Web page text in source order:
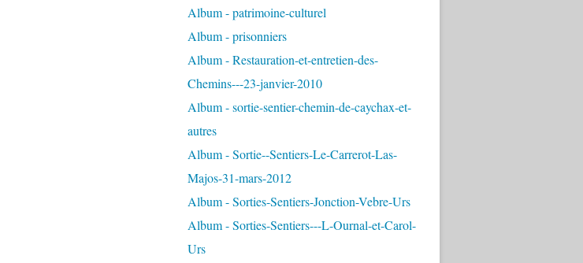
Album - patrimoine-culturel
Album - prisonniers
Album - Restauration-et-entretien-des-
Chemins---23-janvier-2010
Album - sortie-sentier-chemin-de-caychax-et-
autres
Album - Sortie--Sentiers-Le-Carrerot-Las-
Majos-31-mars-2012
Album - Sorties-Sentiers-Jonction-Vebre-Urs
Album - Sorties-Sentiers---L-Ournal-et-Carol-
Urs